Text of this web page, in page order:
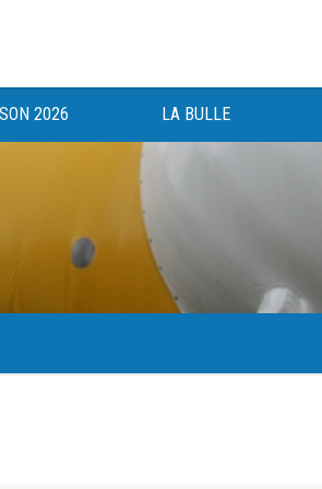
2026 LA BULLE
au bénéfice des haut-saônois depuis 1983.